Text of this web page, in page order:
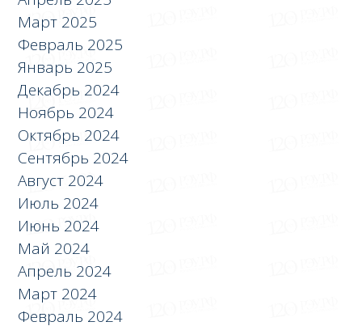
Март 2025
Февраль 2025
Январь 2025
Декабрь 2024
Ноябрь 2024
Октябрь 2024
Сентябрь 2024
Август 2024
Июль 2024
Июнь 2024
Май 2024
Апрель 2024
Март 2024
Февраль 2024